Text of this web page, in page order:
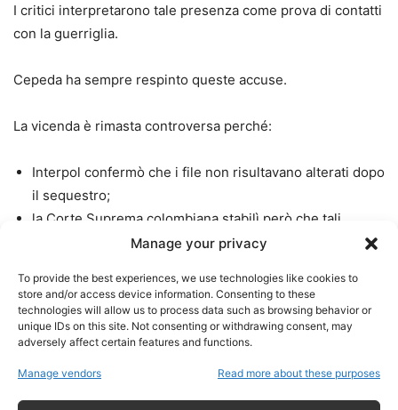
Manage your privacy
To provide the best experiences, we use technologies like cookies to
store and/or access device information. Consenting to these
technologies will allow us to process data such as browsing behavior or
unique IDs on this site. Not consenting or withdrawing consent, may
adversely affect certain features and functions.
Manage vendors Read more about these purposes
I critici interpretarono tale presenza come prova di contatti
con la guerriglia.
Cepeda ha sempre respinto queste accuse.
La vicenda è rimasta controversa perché:
Interpol confermò che i file non risultavano alterati dopo
il sequestro;
la Corte Suprema colombiana stabilì però che tali
documenti non potevano essere utilizzati come prove
Pertanto, il contenuto di quei file continua a essere
oggetto di dibattito politico ma non costituisce prova